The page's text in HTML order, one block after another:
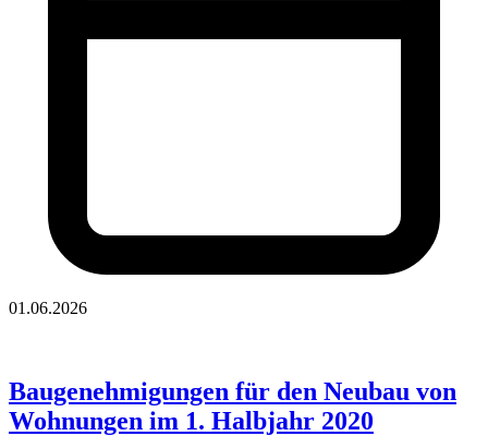
01.06.2026
Baugenehmigungen für den Neubau von
Wohnungen im 1. Halbjahr 2020